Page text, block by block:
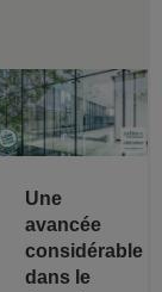
Une
avancée
considérable
dans le